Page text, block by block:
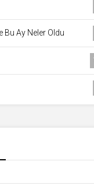
Bu Ay Neler Oldu